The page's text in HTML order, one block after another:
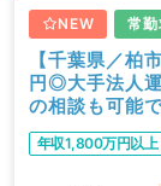
NEW 常勤
【千葉県／
円◎大手法人
の相談も可能
年収1,800万円以上